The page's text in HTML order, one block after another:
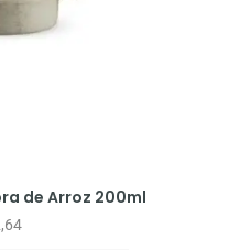
de Arroz 200ml